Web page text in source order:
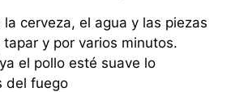
cerveza, el agua y las piezas
y por varios minutos.
el pollo esté suave lo
del fuego